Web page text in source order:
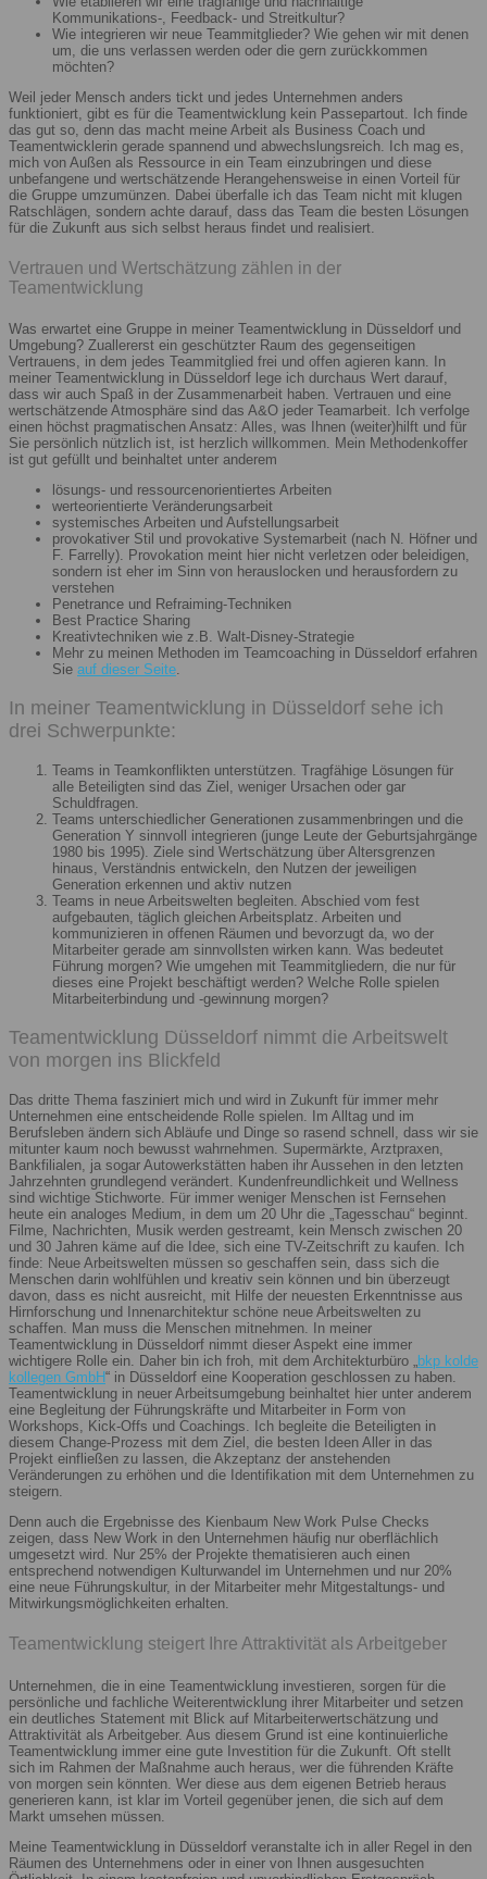
Kommunikations-, Feedback- und Streitkultur?
Wie integrieren wir neue Teammitglieder? Wie gehen wir mit denen
um, die uns verlassen werden oder die gern zurückkommen
möchten?
Weil jeder Mensch anders tickt und jedes Unternehmen anders
funktioniert, gibt es für die Teamentwicklung kein Passepartout. Ich finde
das gut so, denn das macht meine Arbeit als Business Coach und
Teamentwicklerin gerade spannend und abwechslungsreich. Ich mag es,
mich von Außen als Ressource in ein Team einzubringen und diese
unbefangene und wertschätzende Herangehensweise in einen Vorteil für
die Gruppe umzumünzen. Dabei überfalle ich das Team nicht mit klugen
Ratschlägen, sondern achte darauf, dass das Team die besten Lösungen
für die Zukunft aus sich selbst heraus findet und realisiert.
Vertrauen und Wertschätzung zählen in der
Teamentwicklung
Was erwartet eine Gruppe in meiner Teamentwicklung in Düsseldorf und
Umgebung? Zuallererst ein geschützter Raum des gegenseitigen
Vertrauens, in dem jedes Teammitglied frei und offen agieren kann. In
meiner Teamentwicklung in Düsseldorf lege ich durchaus Wert darauf,
dass wir auch Spaß in der Zusammenarbeit haben. Vertrauen und eine
wertschätzende Atmosphäre sind das A&O jeder Teamarbeit. Ich verfolge
einen höchst pragmatischen Ansatz: Alles, was Ihnen (weiter)hilft und für
Sie persönlich nützlich ist, ist herzlich willkommen. Mein Methodenkoffer
ist gut gefüllt und beinhaltet unter anderem
lösungs- und ressourcenorientiertes Arbeiten
werteorientierte Veränderungsarbeit
systemisches Arbeiten und Aufstellungsarbeit
provokativer Stil und provokative Systemarbeit (nach N. Höfner und
F. Farrelly). Provokation meint hier nicht verletzen oder beleidigen,
sondern ist eher im Sinn von herauslocken und herausfordern zu
verstehen
Penetrance und Refraiming-Techniken
Best Practice Sharing
Kreativtechniken wie z.B. Walt-Disney-Strategie
Mehr zu meinen Methoden im Teamcoaching in Düsseldorf erfahren
Sie auf dieser Seite.
In meiner Teamentwicklung in Düsseldorf sehe ich
drei Schwerpunkte:
Teams in Teamkonflikten unterstützen. Tragfähige Lösungen für
alle Beteiligten sind das Ziel, weniger Ursachen oder gar
Schuldfragen.
Teams unterschiedlicher Generationen zusammenbringen und die
Generation Y sinnvoll integrieren (junge Leute der Geburtsjahrgänge
1980 bis 1995). Ziele sind Wertschätzung über Altersgrenzen
hinaus, Verständnis entwickeln, den Nutzen der jeweiligen
Generation erkennen und aktiv nutzen
Teams in neue Arbeitswelten begleiten. Abschied vom fest
aufgebauten, täglich gleichen Arbeitsplatz. Arbeiten und
kommunizieren in offenen Räumen und bevorzugt da, wo der
Mitarbeiter gerade am sinnvollsten wirken kann. Was bedeutet
Führung morgen? Wie umgehen mit Teammitgliedern, die nur für
dieses eine Projekt beschäftigt werden? Welche Rolle spielen
Mitarbeiterbindung und -gewinnung morgen?
Teamentwicklung Düsseldorf nimmt die Arbeitswelt
von morgen ins Blickfeld
Das dritte Thema fasziniert mich und wird in Zukunft für immer mehr
Unternehmen eine entscheidende Rolle spielen. Im Alltag und im
Berufsleben ändern sich Abläufe und Dinge so rasend schnell, dass wir sie
mitunter kaum noch bewusst wahrnehmen. Supermärkte, Arztpraxen,
Bankfilialen, ja sogar Autowerkstätten haben ihr Aussehen in den letzten
Jahrzehnten grundlegend verändert. Kundenfreundlichkeit und Wellness
sind wichtige Stichworte. Für immer weniger Menschen ist Fernsehen
heute ein analoges Medium, in dem um 20 Uhr die „Tagesschau“ beginnt.
Filme, Nachrichten, Musik werden gestreamt, kein Mensch zwischen 20
und 30 Jahren käme auf die Idee, sich eine TV-Zeitschrift zu kaufen. Ich
finde: Neue Arbeitswelten müssen so geschaffen sein, dass sich die
Menschen darin wohlfühlen und kreativ sein können und bin überzeugt
davon, dass es nicht ausreicht, mit Hilfe der neuesten Erkenntnisse aus
Hirnforschung und Innenarchitektur schöne neue Arbeitswelten zu
schaffen. Man muss die Menschen mitnehmen. In meiner
Teamentwicklung in Düsseldorf nimmt dieser Aspekt eine immer
wichtigere Rolle ein. Daher bin ich froh, mit dem Architekturbüro „bkp kolde
kollegen GmbH“ in Düsseldorf eine Kooperation geschlossen zu haben.
Teamentwicklung in neuer Arbeitsumgebung beinhaltet hier unter anderem
eine Begleitung der Führungskräfte und Mitarbeiter in Form von
Workshops, Kick-Offs und Coachings. Ich begleite die Beteiligten in
diesem Change-Prozess mit dem Ziel, die besten Ideen Aller in das
Projekt einfließen zu lassen, die Akzeptanz der anstehenden
Veränderungen zu erhöhen und die Identifikation mit dem Unternehmen zu
steigern.
Denn auch die Ergebnisse des Kienbaum New Work Pulse Checks
zeigen, dass New Work in den Unternehmen häufig nur oberflächlich
umgesetzt wird. Nur 25% der Projekte thematisieren auch einen
entsprechend notwendigen Kulturwandel im Unternehmen und nur 20%
eine neue Führungskultur, in der Mitarbeiter mehr Mitgestaltungs- und
Mitwirkungsmöglichkeiten erhalten.
Teamentwicklung steigert Ihre Attraktivität als Arbeitgeber
Unternehmen, die in eine Teamentwicklung investieren, sorgen für die
persönliche und fachliche Weiterentwicklung ihrer Mitarbeiter und setzen
ein deutliches Statement mit Blick auf Mitarbeiterwertschätzung und
Attraktivität als Arbeitgeber. Aus diesem Grund ist eine kontinuierliche
Teamentwicklung immer eine gute Investition für die Zukunft. Oft stellt
sich im Rahmen der Maßnahme auch heraus, wer die führenden Kräfte
von morgen sein könnten. Wer diese aus dem eigenen Betrieb heraus
generieren kann, ist klar im Vorteil gegenüber jenen, die sich auf dem
Markt umsehen müssen.
Meine Teamentwicklung in Düsseldorf veranstalte ich in aller Regel in den
Räumen des Unternehmens oder in einer von Ihnen ausgesuchten